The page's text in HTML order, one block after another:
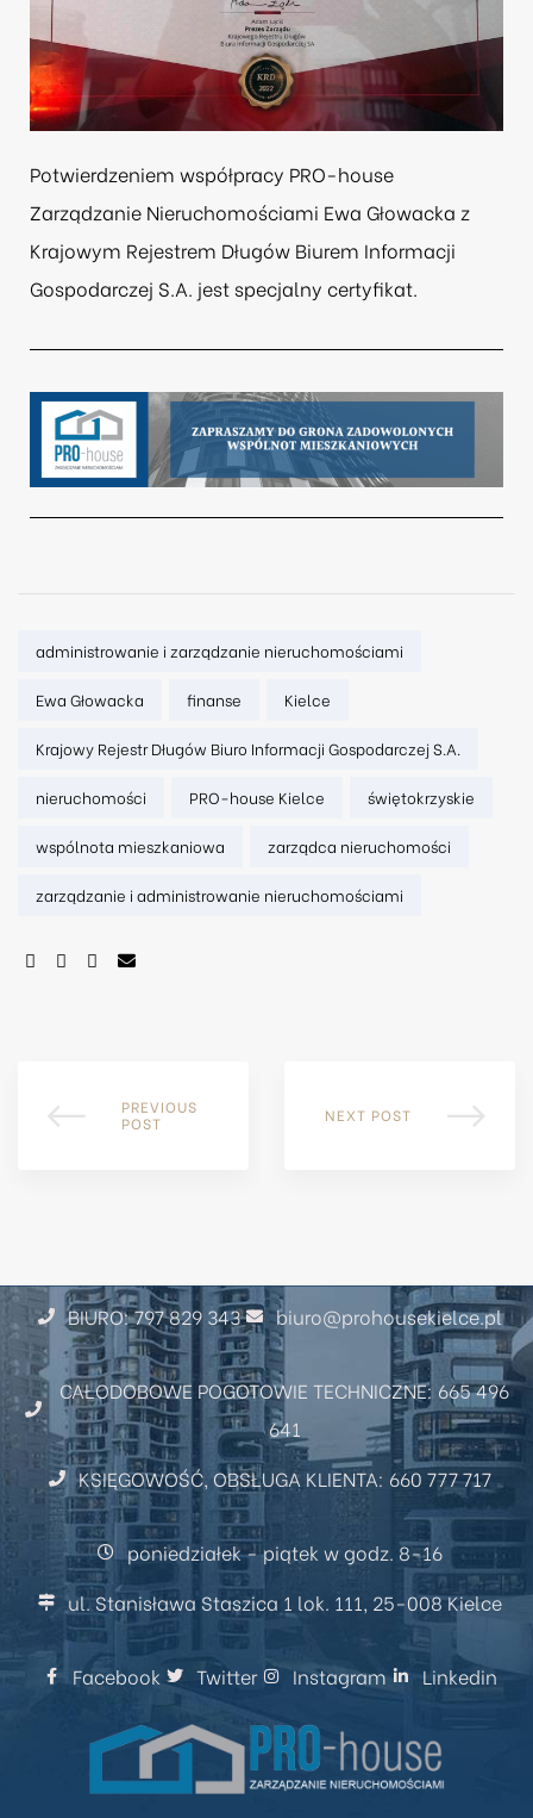
Potwierdzeniem współpracy PRO-house
Zarządzanie Nieruchomościami Ewa Głowacka z
Krajowym Rejestrem Długów Biurem Informacji
Gospodarczej S.A. jest specjalny certyfikat.
Tags:
administrowanie i zarządzanie nieruchomościami
Ewa Głowacka finanse Kielce
Krajowy Rejestr Długów Biuro Informacji Gospodarczej S.A.
nieruchomości PRO-house Kielce świętokrzyskie
wspólnota mieszkaniowa zarządca nieruchomości
zarządzanie i administrowanie nieruchomościami
SHARE:
PREVIOUS
POST
NEXT POST
BIURO: 797 829 343 biuro@prohousekielce.pl
CAŁODOBOWE POGOTOWIE TECHNICZNE: 665 496
641
KSIĘGOWOŚĆ, OBSŁUGA KLIENTA: 660 777 717
poniedziałek - piątek w godz. 8-16
ul. Stanisława Staszica 1 lok. 111, 25-008 Kielce
Facebook Twitter Instagram Linkedin